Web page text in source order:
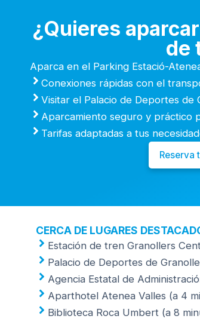
¿Quieres
de
Aparca en el Parking Estació-
Conexiones rápidas con el
Visitar el Palacio de Deportes de
Aparcamiento seguro y práctico
Tarifas adaptadas a tus
Reserva
CERCA DE LUGARES
Estación de tren Granollers
Palacio de Deportes de
Agencia Estatal de
Aparthotel Atenea Valles (a 4
Biblioteca Roca Umbert (a 8